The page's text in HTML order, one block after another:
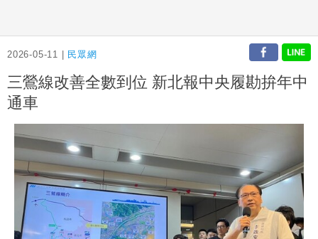
2026-05-11 | 民眾網
三鶯線改善全數到位 新北報中央履勘拚年中
通車